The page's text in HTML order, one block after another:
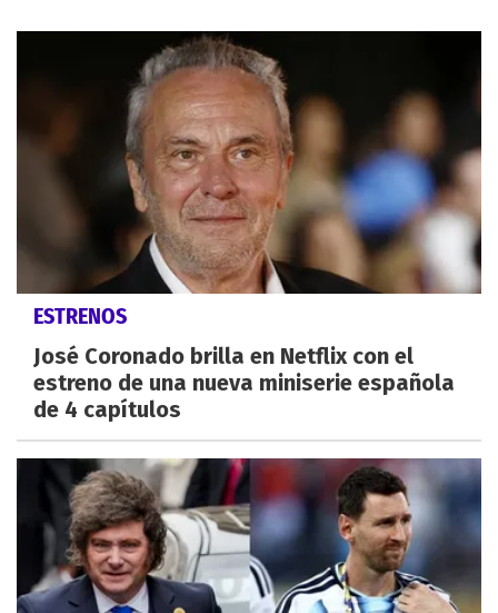
ESTRENOS
José Coronado brilla en Netflix con el
estreno de una nueva miniserie española
de 4 capítulos